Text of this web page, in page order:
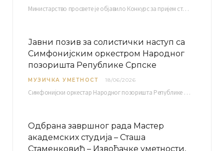
Министарство просвете је објавило Конкурс за пријем студената високошколских установа у Републици Србији у установе…
Јавни позив за солистички наступ са
Симфонијским оркестром Народног
позоришта Републике Српске
МУЗИЧКА УМЕТНОСТ 18/06/2026
Симфонијски оркестар Народног позоришта Републике Српске расписује јавни позив за учешће у пројекту „CRESCENDO: Нова…
Одбрана завршног рада Мастер
академских студија – Сташа
Стаменковић – Извођачке уметности,